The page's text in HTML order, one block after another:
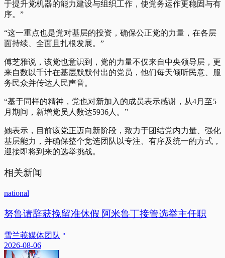
于提升党机器的能力建设与组织工作，使党务运作更稳固与有
序。”
“这一重点也是党对基层的投资，确保公正党的力量，在各层
面持续、全面且扎根发展。”
傅芝雅说，该党也意识到，党的力量不仅来自中央领导层，更
来自数以千计在基层默默付出的党员，他们每天倾听民意、服
务民众并传达人民声音。
“基于同样的精神，党也对新加入的成员表示感谢，从4月至5
月期间，新增党员人数达5936人。”
她表示，目前该党正迈向新阶段，致力于团结党内力量、强化
基层能力，并确保整个竞选团队以专注、有序及统一的方式，
迎接即将到来的选举挑战。
相关新闻
national
努鲁请辞获挽留准休假 阿米鲁丁接管选举主任职
雪兰莪媒体团队
2026-08-06